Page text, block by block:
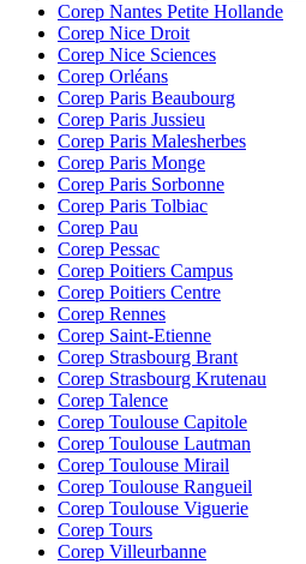
Corep Nantes Petite Hollande
Corep Nice Droit
Corep Nice Sciences
Corep Orléans
Corep Paris Beaubourg
Corep Paris Jussieu
Corep Paris Malesherbes
Corep Paris Monge
Corep Paris Sorbonne
Corep Paris Tolbiac
Corep Pau
Corep Pessac
Corep Poitiers Campus
Corep Poitiers Centre
Corep Rennes
Corep Saint-Etienne
Corep Strasbourg Brant
Corep Strasbourg Krutenau
Corep Talence
Corep Toulouse Capitole
Corep Toulouse Lautman
Corep Toulouse Mirail
Corep Toulouse Rangueil
Corep Toulouse Viguerie
Corep Tours
Corep Villeurbanne